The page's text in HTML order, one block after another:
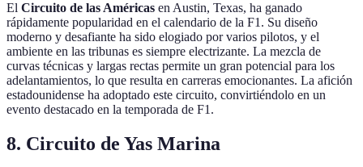
El Circuito de las Américas en Austin, Texas, ha ganado
rápidamente popularidad en el calendario de la F1. Su diseño
moderno y desafiante ha sido elogiado por varios pilotos, y el
ambiente en las tribunas es siempre electrizante. La mezcla de
curvas técnicas y largas rectas permite un gran potencial para los
adelantamientos, lo que resulta en carreras emocionantes. La afición
estadounidense ha adoptado este circuito, convirtiéndolo en un
evento destacado en la temporada de F1.
8. Circuito de Yas Marina